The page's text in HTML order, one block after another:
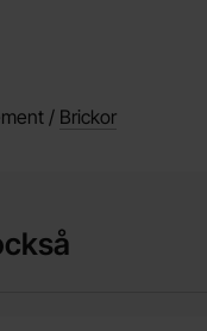
/ Brickor